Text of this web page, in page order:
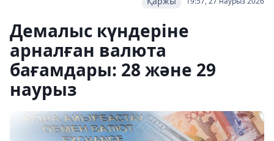
Демалыс күндеріне
арналған валюта
бағамдары: 28 және 29
наурыз